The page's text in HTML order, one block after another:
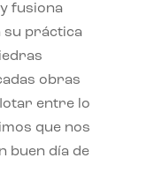
fusiona
su práctica
obras
entre lo
que nos
buen día de